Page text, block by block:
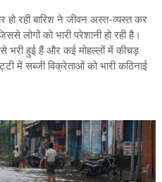
हो रही बारिश ने जीवन अस्त-व्यस्त कर
लोगों को भारी परेशानी हो रही है।
भरी हुई हैं और कई मोहल्लों में कीचड़
में सब्जी विक्रेताओं को भारी कठिनाई